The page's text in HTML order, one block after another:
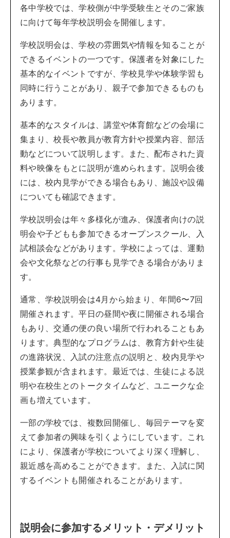
各中学校では、学校側が中学受験生とそのご家族
に向けて毎年学校説明会を開催します。
学校説明会は、学校の雰囲気や情報を知ることが
できるイベントの一つです。保護者を対象にした
基本的なイベントですが、学校見学や体験学習も
同時に行うことがあり、親子で参加できるものも
あります。
基本的なスタイルは、講堂や体育館などの会場に
集まり、校長や教員が教育方針や授業内容、部活
動などについて説明します。また、配布された資
料や映像をもとに説明が進められます。説明会後
には、校内見学ができる場合もあり、施設や設備
についても確認できます。
学校説明会は年々多様化が進み、保護者向けの説
明会や子どもも参加できるオープンスクール、入
試相談会などがあります。学校によっては、運動
会や文化祭などの行事も見学できる場合がありま
す。
通常、学校説明会は4月から始まり、年間6〜7回
開催されます。平日の昼間や夜に開催される場合
もあり、交通の便の良い場所で行われることもあ
ります。典型的なプログラムは、教育方針や生徒
の進路状況、入試の注意点の説明と、校内見学や
授業参観が含まれます。最近では、生徒による説
明や在校生とのトークタイムなど、ユニークな企
画も増えています。
一部の学校では、複数回開催し、毎回テーマを変
えて参加者の興味を引くようにしています。これ
により、保護者が学校についてより深く理解し、
親近感を高めることができます。また、入試に関
するイベントも開催されることがあります。
説明会に参加するメリット・デメリット